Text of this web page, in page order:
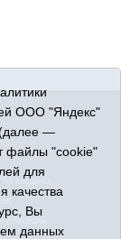
выдано
ООО "Яндекс"
(далее —
файлы "cookie"
для
качества
Вы
данных